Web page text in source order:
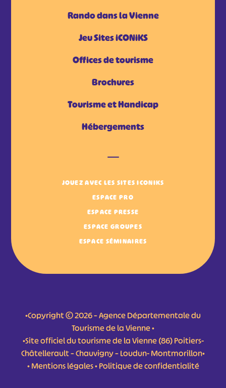
Rando dans la Vienne
Jeu Sites iCONiKS
Offices de tourisme
Brochures
Tourisme et Handicap
Hébergements
JOUEZ AVEC LES SITES ICONIKS
ESPACE PRO
ESPACE PRESSE
ESPACE GROUPES
ESPACE SÉMINAIRES
•Copyright © 2026 – Agence Départementale du
Tourisme de la Vienne •
•Site officiel du tourisme de la Vienne (86) Poitiers-
Châtellerault – Chauvigny – Loudun- Montmorillon•
•Mentions légales•Politique de confidentialité